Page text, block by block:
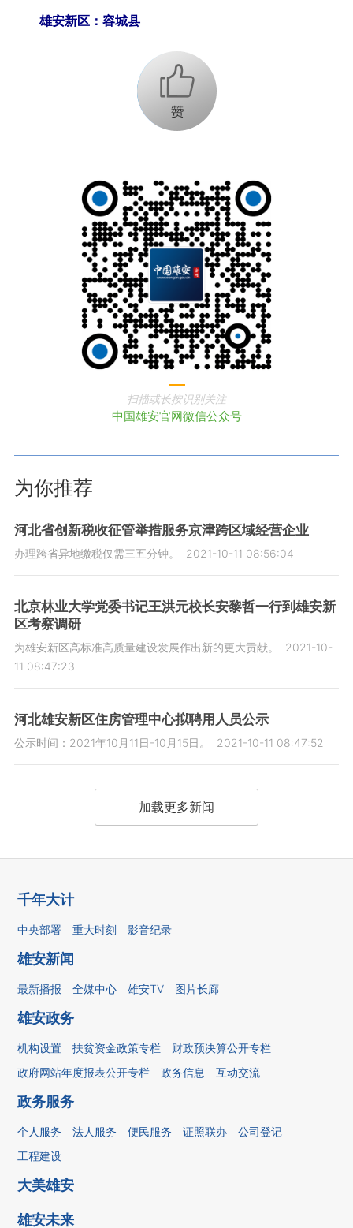
雄安新区：容城县
+1
扫描或长按识别关注
中国雄安官网微信公众号
为你推荐
河北省创新税收征管举措服务京津跨区域经营企业
办理跨省异地缴税仅需三五分钟。 2021-10-11 08:56:04
北京林业大学党委书记王洪元校长安黎哲一行到雄安新
区考察调研
为雄安新区高标准高质量建设发展作出新的更大贡献。
2021-10-
11 08:47:23
河北雄安新区住房管理中心拟聘用人员公示
公示时间：2021年10月11日-10月15日。 2021-10-11 08:47:52
加载更多新闻
千年大计
中央部署 重大时刻 影音纪录
雄安新闻
最新播报 全媒中心 雄安TV 图片长廊
雄安政务
机构设置 扶贫资金政策专栏
财政预决算公开专栏
政府网站年度报表公开专栏
政务信息 互动交流
政务服务
个人服务 法人服务 便民服务 证照联办
公司登记
工程建设
大美雄安
雄安未来